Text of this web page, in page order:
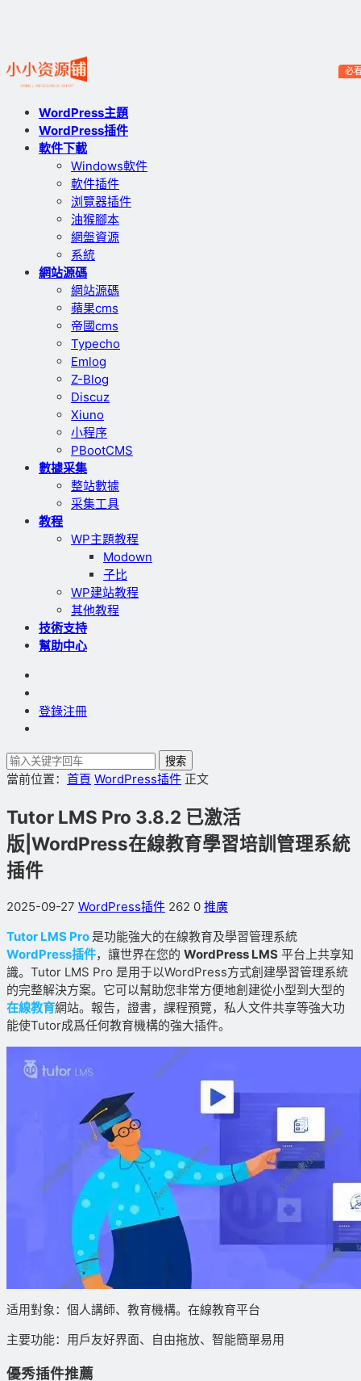
WordPress主題
WordPress插件
軟件下載
Windows軟件
軟件插件
浏覽器插件
油猴腳本
網盤資源
系統
網站源碼
網站源碼
蘋果cms
帝國cms
Typecho
Emlog
Z-Blog
Discuz
Xiuno
小程序
PBootCMS
數據采集
整站數據
采集工具
教程
WP主題教程
Modown
子比
WP建站教程
其他教程
技術支持
幫助中心
必
登錄注冊
搜索
當前位置： 首頁 WordPress插件 正文
Tutor LMS Pro 3.8.2 已激活
版|WordPress在線教育學習培訓管理系統
插件
2025-09-27 WordPress插件 262 0 推廣
Tutor LMS Pro是功能強大的在線教育及學習管理系統
WordPress插件，讓世界在您的 WordPress LMS 平台上共享知
識。Tutor LMS Pro 是用于以WordPress方式創建學習管理系統
的完整解決方案。它可以幫助您非常方便地創建從小型到大型的
在線教育網站。報告，證書，課程預覽，私人文件共享等強大功
能使Tutor成爲任何教育機構的強大插件。
适用對象：個人講師、教育機構。在線教育平台
主要功能：用戶友好界面、自由拖放、智能簡單易用
優秀插件推薦